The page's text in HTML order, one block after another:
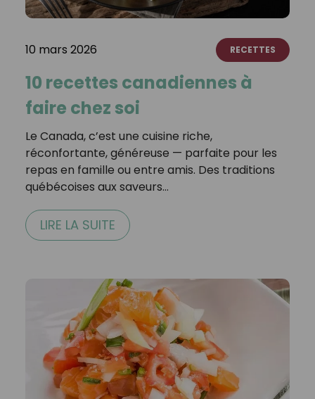
10 mars 2026 RECETTES
10 recettes canadiennes à
faire chez soi
Le Canada, c’est une cuisine riche,
réconfortante, généreuse — parfaite pour les
repas en famille ou entre amis. Des traditions
québécoises aux saveurs…
LIRE LA SUITE